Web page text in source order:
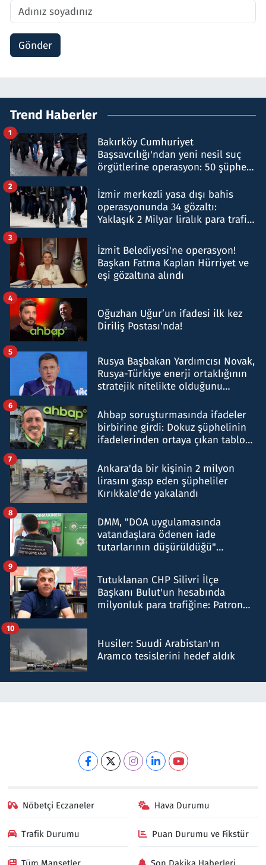
Gönder
Trend Haberler
Bakırköy Cumhuriyet
Başsavcılığı'ndan yeni nesil suç
örgütlerine operasyon: 50 şüpheli
1
İzmir merkezli yasa dışı bahis
operasyonunda 34 gözaltı:
Yaklaşık 2 Milyar liralık para trafiği
2
İzmit Belediyesi'ne operasyon!
Başkan Fatma Kaplan Hürriyet ve
eşi gözaltına alındı
3
Oğuzhan Uğur’un ifadesi ilk kez
Diriliş Postası'nda!
4
Rusya Başbakan Yardımcısı Novak,
Rusya-Türkiye enerji ortaklığının
stratejik nitelikte olduğunu
5
Ahbap soruşturmasında ifadeler
birbirine girdi: Dokuz şüphelinin
ifadelerinden ortaya çıkan tablo
6
Ankara'da bir kişinin 2 milyon
lirasını gasp eden şüpheliler
Kırıkkale'de yakalandı
7
DMM, "DOA uygulamasında
vatandaşlara ödenen iade
tutarlarının düşürüldüğü"
8
Tutuklanan CHP Silivri İlçe
Başkanı Bulut'un hesabında
milyonluk para trafiğine: Patron
9
Husiler: Suudi Arabistan'ın
Aramco tesislerini hedef aldık
10
Nöbetçi Eczaneler Hava Durumu
Trafik Durumu Puan Durumu ve Fikstür